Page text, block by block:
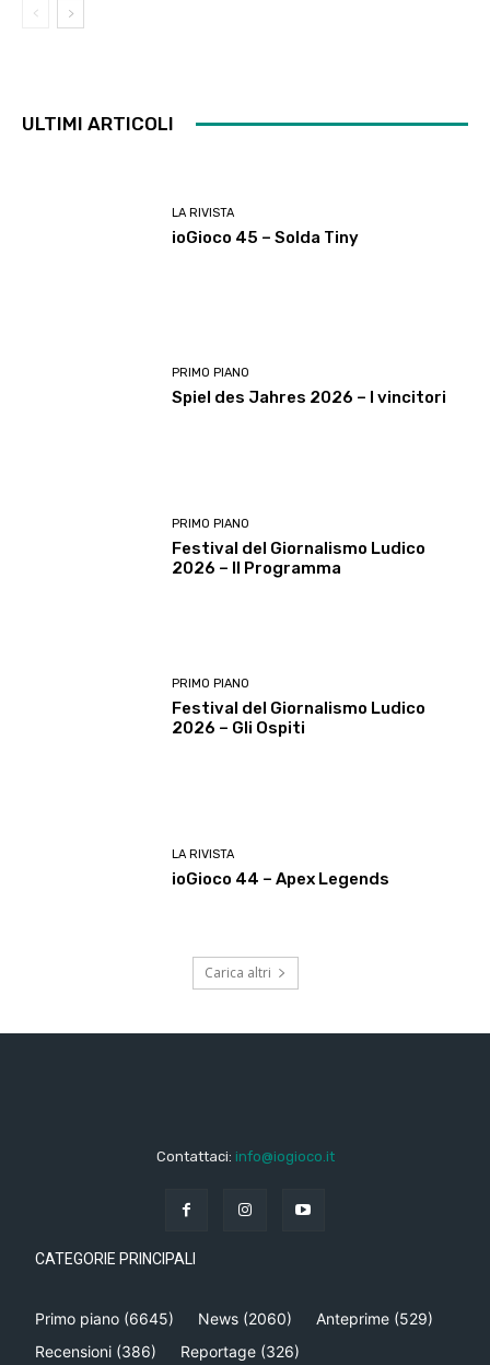
ULTIMI ARTICOLI
LA RIVISTA
ioGioco 45 – Solda Tiny
PRIMO PIANO
Spiel des Jahres 2026 – I vincitori
PRIMO PIANO
Festival del Giornalismo Ludico
2026 – Il Programma
PRIMO PIANO
Festival del Giornalismo Ludico
2026 – Gli Ospiti
LA RIVISTA
ioGioco 44 – Apex Legends
Carica altri
Contattaci: info@iogioco.it
CATEGORIE PRINCIPALI
Primo piano (6645) News (2060) Anteprime (529)
Recensioni (386) Reportage (326)